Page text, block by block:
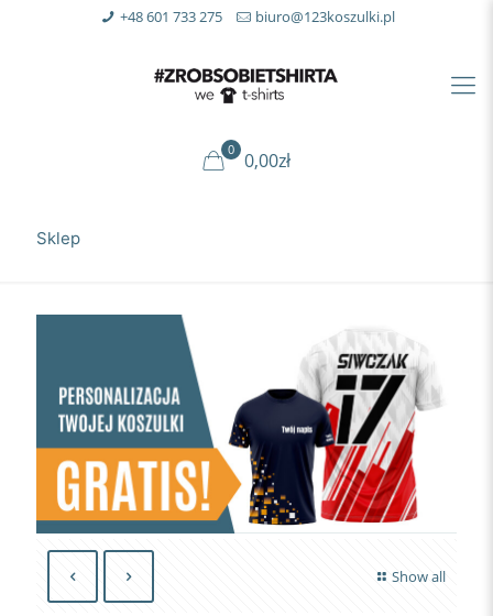
+48 601 733 275 biuro@123koszulki.pl
0 0,00zł
Sklep
Show all